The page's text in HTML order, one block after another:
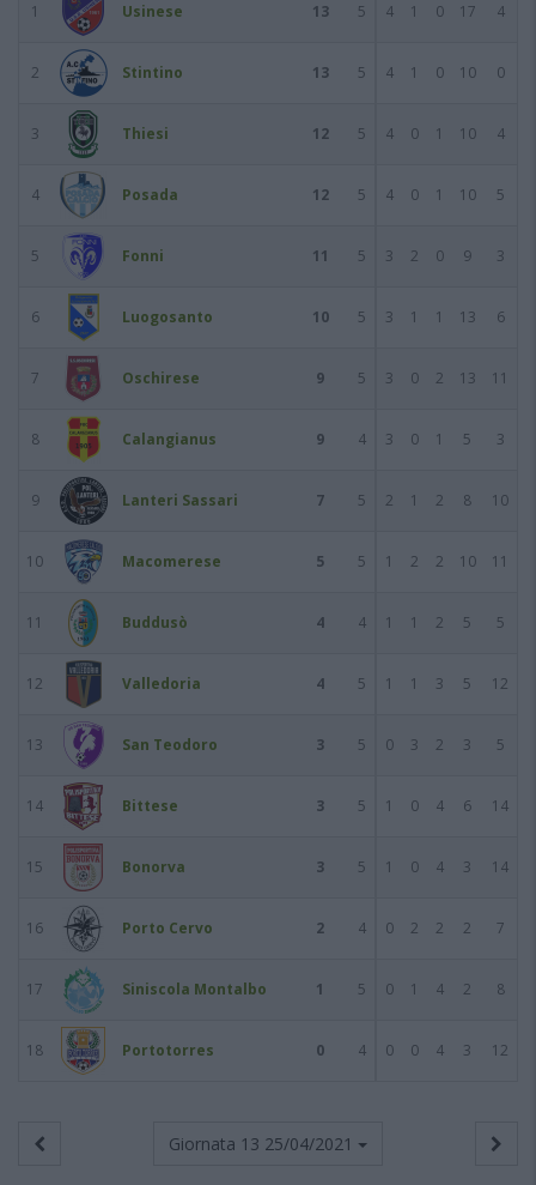
1 Usinese 13 5 4 1 0 17 4
2 Stintino 13 5 4 1 0 10 0
3 Thiesi 12 5 4 0 1 10 4
4 Posada 12 5 4 0 1 10 5
5 Fonni 11 5 3 2 0 9 3
6 Luogosanto 10 5 3 1 1 13 6
7 Oschirese 9 5 3 0 2 13 11
8 Calangianus 9 4 3 0 1 5 3
9 Lanteri Sassari 7 5 2 1 2 8 10
10 Macomerese 5 5 1 2 2 10 11
11 Buddusò 4 4 1 1 2 5 5
12 Valledoria 4 5 1 1 3 5 12
13 San Teodoro 3 5 0 3 2 3 5
14 Bittese 3 5 1 0 4 6 14
15 Bonorva 3 5 1 0 4 3 14
16 Porto Cervo 2 4 0 2 2 2 7
17 Siniscola Montalbo 1 5 0 1 4 2 8
18 Portotorres 0 4 0 0 4 3 12
Giornata 13 25/04/2021